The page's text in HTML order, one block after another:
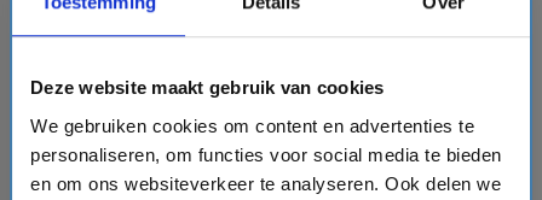
Deze website maakt gebruik van cookies
We gebruiken cookies om content en advertenties te
personaliseren, om functies voor social media te bieden
en om ons websiteverkeer te analyseren. Ook delen we
event
Vaarroute:Hamburg, Dag op Zee, Invergordon, Dag op
Zee, Greenock, Belfast, Liverpool, Dag op Zee,
Southampton, Dag op Zee, Hamburg